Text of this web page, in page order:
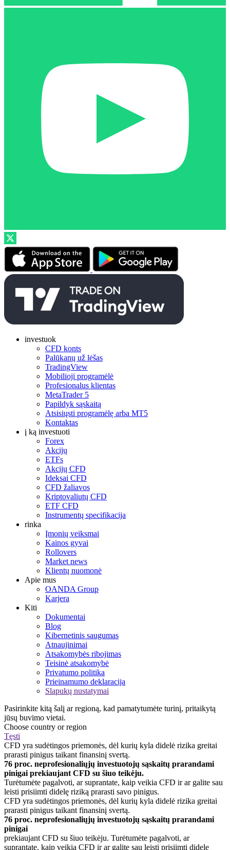
investuok
CFD konts
Palūkanų už lėšas
TradingView
Mobilioji programėlė
Profesionalus klientas
MetaTrader 5
Papildyk sąskaitą
Atsisiųsti programėlę arba MT5
Kontaktas
į ką investuoti
Forex
Akcijų
ETFs
Akcijų CFD
Ideksai CFD
CFD žaliavos
Kriptovaliutų CFD
ETF CFD
Instrumentų specifikacija
rinka
Įmonių veiksmai
Kainos gyvai
Rollovers
Market news
Klientų nuomonė
Apie mus
OANDA Group
Karjera
Kiti
Dokumentai
Blog
Kibernetinis saugumas
Atnaujinimai
Atsakomybės ribojimas
Teisinė atsakomybė
Privatumo politika
Prieinamumo deklaracija
Slapukų nustatymai
Pasirinkite kitą šalį ar regioną, kad pamatytumėte turinį, pritaikytą
jūsų buvimo vietai.
Choose country or region
Tęsti
CFD yra sudėtingos priemonės, dėl kurių kyla didelė rizika greitai
prarasti pinigus taikant finansinį svertą.
76 proc. neprofesionaliųjų investuotojų sąskaitų prarandami
pinigai prekiaujant CFD su šiuo teikėju.
Turėtumėte pagalvoti, ar suprantate, kaip veikia CFD ir ar galite sau
leisti prisiimti didelę riziką prarasti savo pinigus.
CFD yra sudėtingos priemonės, dėl kurių kyla didelė rizika greitai
prarasti pinigus taikant finansinį svertą.
76 proc. neprofesionaliųjų investuotojų sąskaitų prarandami
pinigai
prekiaujant CFD su šiuo teikėju. Turėtumėte pagalvoti, ar
suprantate, kaip veikia CFD ir ar galite sau leisti prisiimti didelę